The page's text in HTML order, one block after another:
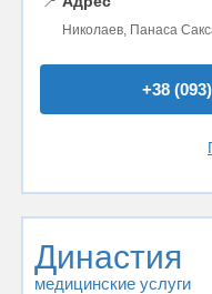
Николаев, Панаса
+38
Династия
медицинские услуги